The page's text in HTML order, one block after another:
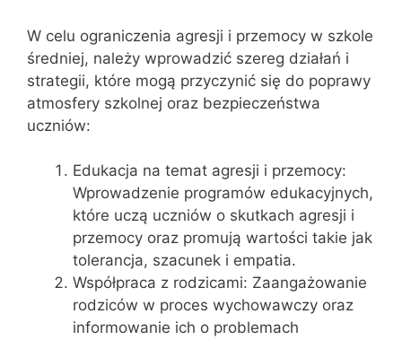
W celu ograniczenia agresji i przemocy w szkole
średniej, należy wprowadzić szereg działań i
strategii, które mogą przyczynić się do poprawy
atmosfery szkolnej oraz bezpieczeństwa
uczniów:
Edukacja na temat agresji i przemocy:
Wprowadzenie programów edukacyjnych,
które uczą uczniów o skutkach agresji i
przemocy oraz promują wartości takie jak
tolerancja, szacunek i empatia.
Współpraca z rodzicami: Zaangażowanie
rodziców w proces wychowawczy oraz
informowanie ich o problemach